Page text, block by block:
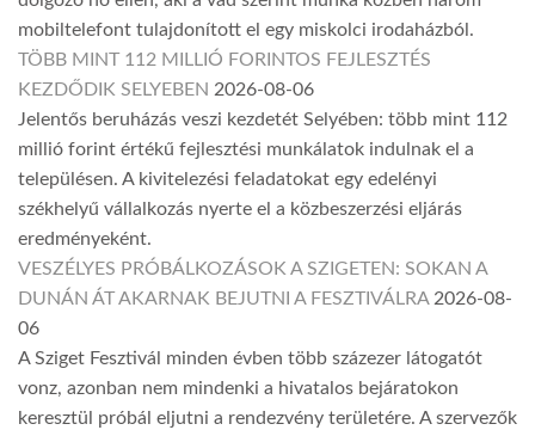
mobiltelefont tulajdonított el egy miskolci irodaházból.
TÖBB MINT 112 MILLIÓ FORINTOS FEJLESZTÉS
KEZDŐDIK SELYEBEN 2026-08-06
Jelentős beruházás veszi kezdetét Selyében: több mint 112
millió forint értékű fejlesztési munkálatok indulnak el a
településen. A kivitelezési feladatokat egy edelényi
székhelyű vállalkozás nyerte el a közbeszerzési eljárás
eredményeként.
VESZÉLYES PRÓBÁLKOZÁSOK A SZIGETEN: SOKAN A
DUNÁN ÁT AKARNAK BEJUTNI A FESZTIVÁLRA 2026-08-
06
A Sziget Fesztivál minden évben több százezer látogatót
vonz, azonban nem mindenki a hivatalos bejáratokon
keresztül próbál eljutni a rendezvény területére. A szervezők